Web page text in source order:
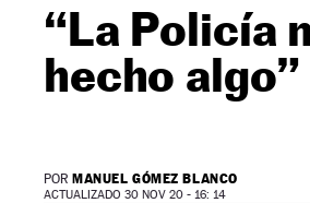
“La Policía
hecho algo”
POR MANUEL GÓMEZ BLANCO
ACTUALIZADO 30 NOV 20 - 16: 14